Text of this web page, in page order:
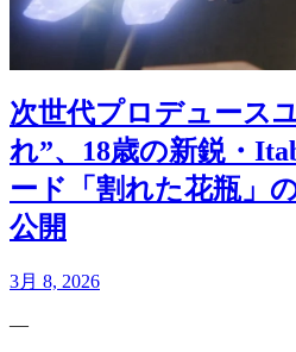
次世代プロデュース
れ”、18歳の新鋭・
ード「割れた花瓶」
公開
3月 8, 2026
—